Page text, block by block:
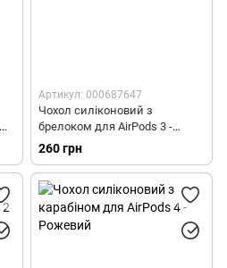
Артикул: 000687647
Чохол силіконовий з
брелоком для AirPods 3 -
Рожевий
260 грн